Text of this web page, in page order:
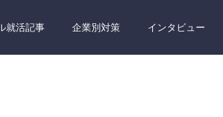
就活記事 企業別対策 インタビュー